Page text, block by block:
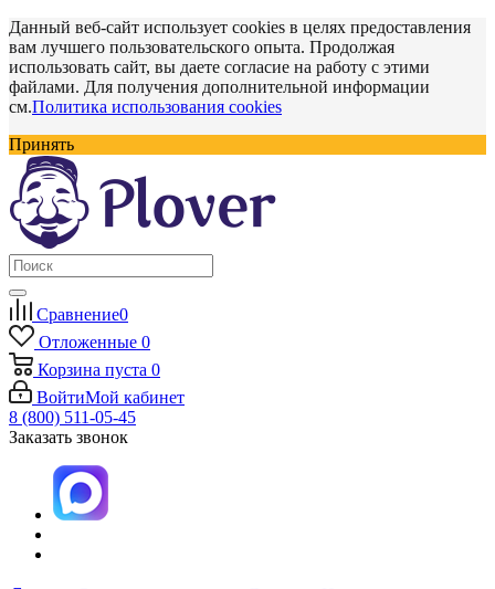
Данный веб-сайт использует cookies в целях предоставления
вам лучшего пользовательского опыта. Продолжая
использовать сайт, вы даете согласие на работу с этими
файлами. Для получения дополнительной информации
см.Политика использования cookies
Принять
Сравнение0
Отложенные 0
Корзина пуста 0
ВойтиМой кабинет
8 (800) 511-05-45
Заказать звонок